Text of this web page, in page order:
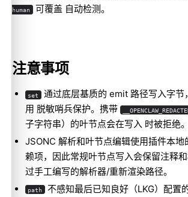
human 可覆盖 自动检测。
注意事项
set
通过底层基质的 emit 路径写入字节
用 脱敏哨兵保护。携带
子字符串）的叶节点会在写入 时被拒绝。
JSONC 解析和叶节点编辑使用插件本地
赖项，因此常规叶节点写入会保留注释
过手工编写的解析器/重新渲染路径。
path
不感知最后已知良好（LKG）配置